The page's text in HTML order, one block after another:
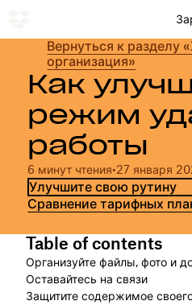
Вернуться к разделу
организация»
Как
режим
работы
6 минут чтения•27 января
Улучшите свою рутину
Сравнение тарифных
Table of contents
Организуйте файлы, фото и
Оставайтесь на связи
Защитите содержимое